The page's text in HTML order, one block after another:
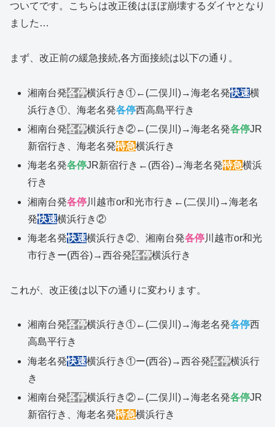
ついてです。こちらは改正後はほぼ崩壊するダイヤとなり
ました…
まず、改正前の緩急接続,各方面接続は以下の通り。
湘南台発各停横浜行き①←(二俣川)→海老名発快速横
浜行き①、海老名発各停西高島平行き
湘南台発各停横浜行き②←(二俣川)→海老名発各停JR
新宿行き、海老名発特急横浜行き
海老名発各停JR新宿行き←(西谷)→海老名発特急横浜
行き
湘南台発各停川越市or和光市行き←(二俣川)→海老名
発快速横浜行き②
海老名発快速横浜行き②、湘南台発各停川越市or和光
市行きー(西谷)→西谷発各停横浜行き
これが、改正後は以下の通りに変わります。
湘南台発各停横浜行き①←(二俣川)→海老名発各停西
高島平行き
海老名発快速横浜行き①ー(西谷)→西谷発各停横浜行
き
湘南台発各停横浜行き②←(二俣川)→海老名発各停JR
新宿行き、海老名発特急横浜行き